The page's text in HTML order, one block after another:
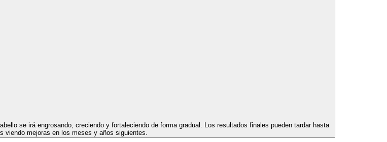
se irá engrosando, creciendo y fortaleciendo de forma gradual. Los resultados finales pueden tardar hasta
viendo mejoras en los meses y años siguientes.